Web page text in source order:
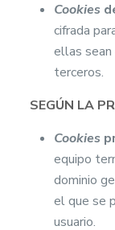
Cookies
cifrada
ellas
terceros.
SEGÚN LA
Cookies
equipo
dominio
el que se
usuario.